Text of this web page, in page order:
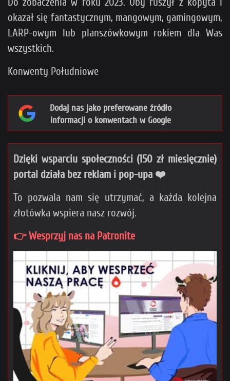
okazał się fantastycznym, mangowym, gamingowym,
LARP-owym lub planszówkowym rokiem dla Was
wszystkich.
Konwenty Południowe
Dodaj nas jako preferowane źródło
informacji o konwentach w Google
Dzięki wsparciu społeczności (150 zł miesięcznie)
portal działa bez reklam i pop-upa ❤️
To pozwala nam się utrzymać, a każda kolejna
złotówka wspiera nasz rozwój.
👉 Wesprzyj nas na Patronite